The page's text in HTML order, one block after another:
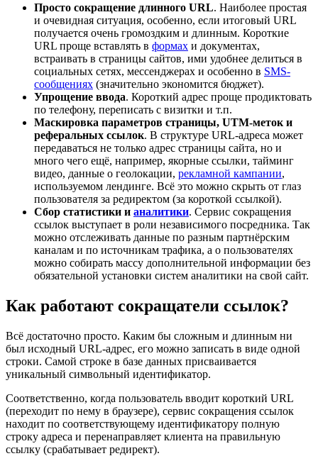
Просто сокращение длинного URL. Наиболее простая
и очевидная ситуация, особенно, если итоговый URL
получается очень громоздким и длинным. Короткие
URL проще вставлять в формах и документах,
встраивать в страницы сайтов, ими удобнее делиться в
социальных сетях, мессенджерах и особенно в SMS-
сообщениях (значительно экономится бюджет).
Упрощение ввода. Короткий адрес проще продиктовать
по телефону, переписать с визитки и т.п.
Маскировка параметров страницы, UTM-меток и
реферальных ссылок. В структуре URL-адреса может
передаваться не только адрес страницы сайта, но и
много чего ещё, например, якорные ссылки, тайминг
видео, данные о геолокации, рекламной кампании,
используемом лендинге. Всё это можно скрыть от глаз
пользователя за редиректом (за короткой ссылкой).
Сбор статистики и аналитики. Сервис сокращения
ссылок выступает в роли независимого посредника. Так
можно отслеживать данные по разным партнёрским
каналам и по источникам трафика, а о пользователях
можно собирать массу дополнительной информации без
обязательной установки систем аналитики на свой сайт.
Как работают сокращатели ссылок?
Всё достаточно просто. Каким бы сложным и длинным ни
был исходный URL-адрес, его можно записать в виде одной
строки. Самой строке в базе данных присваивается
уникальный символьный идентификатор.
Соответственно, когда пользователь вводит короткий URL
(переходит по нему в браузере), сервис сокращения ссылок
находит по соответствующему идентификатору полную
строку адреса и перенаправляет клиента на правильную
ссылку (срабатывает редирект).